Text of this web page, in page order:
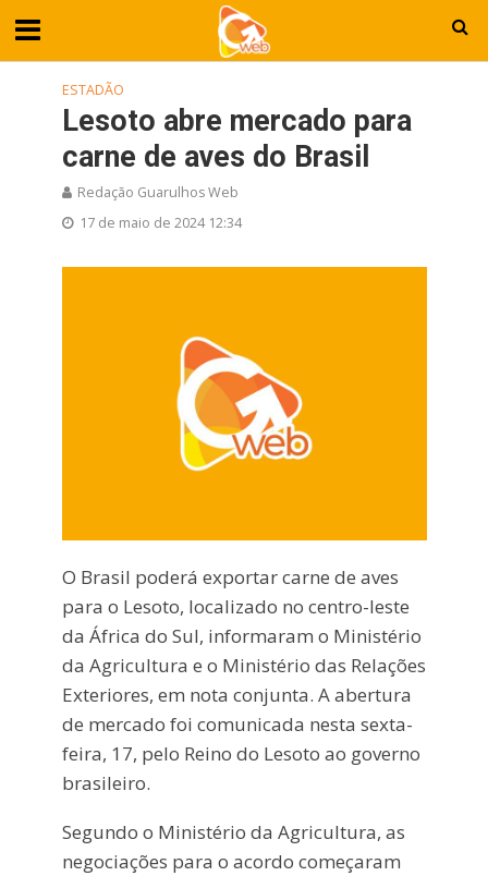
ESTADÃO
Lesoto abre mercado para
carne de aves do Brasil
Redação Guarulhos Web
17 de maio de 2024 12:34
O Brasil poderá exportar carne de aves
para o Lesoto, localizado no centro-leste
da África do Sul, informaram o Ministério
da Agricultura e o Ministério das Relações
Exteriores, em nota conjunta. A abertura
de mercado foi comunicada nesta sexta-
feira, 17, pelo Reino do Lesoto ao governo
brasileiro.
Segundo o Ministério da Agricultura, as
negociações para o acordo começaram